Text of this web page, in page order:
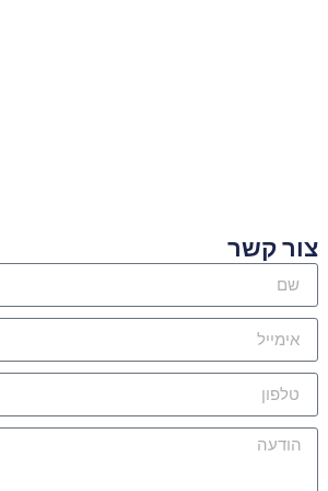
צור קשר